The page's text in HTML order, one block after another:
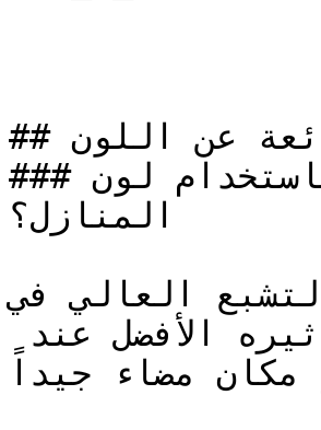
## أسئلة شائعة عن اللون
### هل يُنصح باستخدام لون NCS S 5040-G60Y لطلاء
المنازل؟
التشبع العالي في NCS S 5040-G60Y يعطيه التأثير
مضاء جيداً.